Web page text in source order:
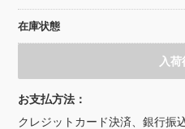
在庫状態
入荷
お支払方法：
クレジットカード決済、銀行振